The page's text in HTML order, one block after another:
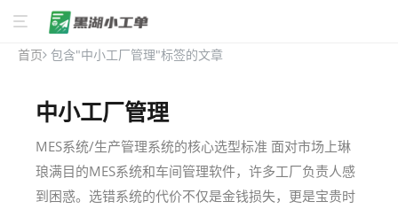
首页 包含"中小工厂管理"标签的文章
中小工厂管理
MES系统/生产管理系统的核心选型标准 面对市场上琳
琅满目的MES系统和车间管理软件，许多工厂负责人感
到困惑。选错系统的代价不仅是金钱损失，更是宝贵时